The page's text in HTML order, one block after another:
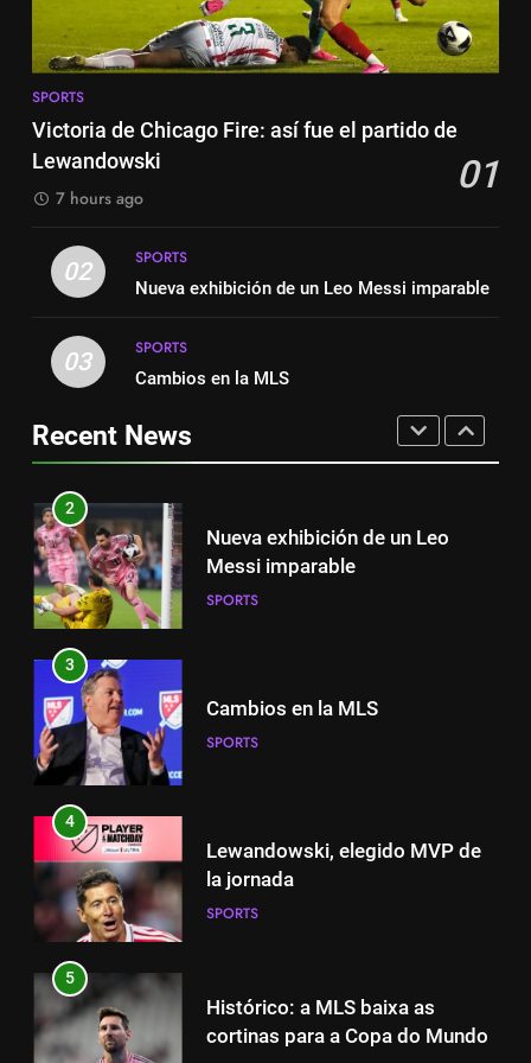
Suárez
SPORTS
8
espanhola
el partido de Lewandowski
2
Nueva exhibición de un Leo
3
Cambios en la MLS
4
Lewandowski, elegido MVP de
5
Histórico: a MLS baixa as
cortinas para a Copa do Mundo
6
A lesão sofrida por Leo Messi já
SPORTS
Victoria de Chicago Fire: así fue el partido de
Lewandowski
01
7 hours ago
02
SPORTS
Nueva exhibición de un Leo Messi imparable
03
SPORTS
Cambios en la MLS
Recent News
7
Exibição: duas assistências de
Suárez
SPORTS
8
SPORTS
1
Victoria de Chicago Fire: así fue
el partido de Lewandowski
2
Nueva exhibición de un Leo
Messi imparable
SPORTS
3
Cambios en la MLS
SPORTS
4
Lewandowski, elegido MVP de
la jornada
SPORTS
5
Histórico: a MLS baixa as
cortinas para a Copa do Mundo